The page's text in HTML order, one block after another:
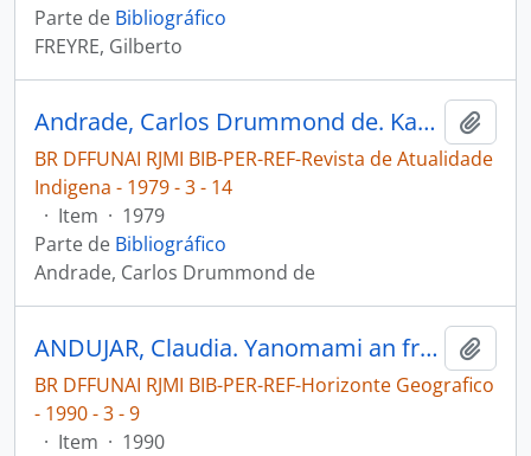
Parte de Bibliográfico
FREYRE, Gilberto
Andrade, Carlos Drummond de. Kaxúyana, esse bem-educado [Revista de Atualidade Indigena]
BR DFFUNAI RJMI BIB-PER-REF-Revista de Atualidade
Indigena - 1979 - 3 - 14
· Item · 1979
Parte de Bibliográfico
Andrade, Carlos Drummond de
ANDUJAR, Claudia. Yanomami an fronteira da morte [Horizonte Geografico]
BR DFFUNAI RJMI BIB-PER-REF-Horizonte Geografico
- 1990 - 3 - 9
· Item · 1990